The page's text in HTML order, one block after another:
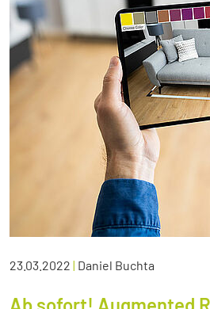
23.03.2022 | Daniel Buchta